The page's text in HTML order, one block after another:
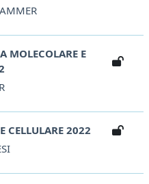
MOLECOLARE E
CELLULARE 2022